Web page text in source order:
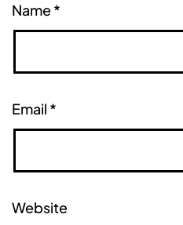
Name*
Email *
Website